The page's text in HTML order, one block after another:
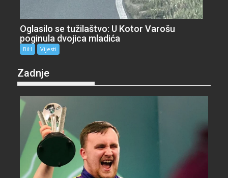
Oglasilo se tužilaštvo: U Kotor Varošu
poginula dvojica mladića
BiH Vijesti
Zadnje